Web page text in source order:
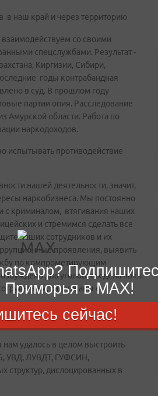
в наш край и через территорию
со своими
спецслужбами. Результат -
Киргизии, Сибири,
годы контрабандная
в суд. В прошлом году
партии опия. Расследование
Амурской области. Работа по
наркодоходов.
испытывать противодействие
нашей деятельности, значит,
наркобизнеса. Мы постоянно
с криминалом, втягивания наших
и стремимся сделать все
наших сотрудников и их
проявления, выявить
по компрометирующим
два уголовных дела по ст.
задержаны с
удалось в целом выстроить
УВД, ЛУВДТ, ГУФСИН,
структур, дислоцированных в
Приморья в MAX!
сейчас!